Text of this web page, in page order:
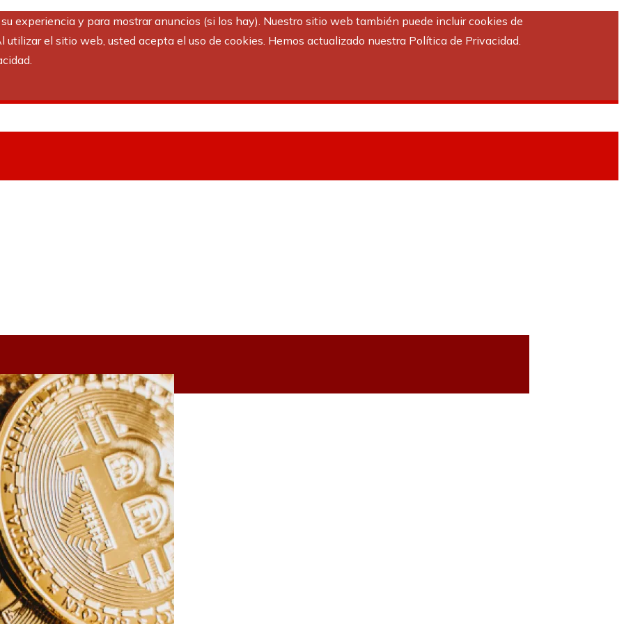
experiencia y para mostrar anuncios (si los hay). Nuestro sitio web también puede incluir cookies de
utilizar el sitio web, usted acepta el uso de cookies. Hemos actualizado nuestra Política de Privacidad.